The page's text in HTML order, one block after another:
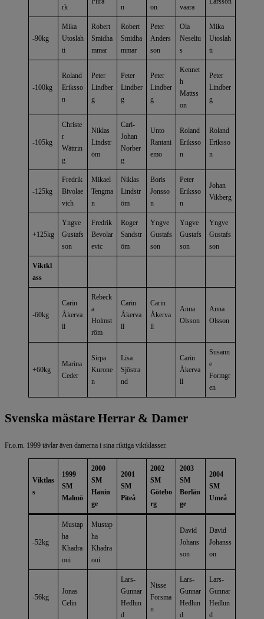
rk
n
on
vaara
-90kg
Mika
Utoslah
ti
Robert
Smidha
mmar
Robert
Smidha
mmar
Peter
Anders
son
Ola
Neseliu
s
Mika
Utoslah
ti
-100kg
Roland
Eriksso
n
Peter
Lindber
g
Peter
Lindber
g
Peter
Lindber
g
Kennet
h
Mattss
on
Peter
Lindber
g
-105kg
Christe
r
Wättrin
g
Niklas
Lindstr
öm
Carl-
Johan
Norber
g
Unto
Rantani
emo
Roland
Eriksso
n
Roland
Eriksso
n
-125kg
Fredrik
Bivolae
vich
Mikael
Tengma
n
Niklas
Lindstr
öm
Boris
Jonsso
n
Peter
Eriksso
n
Johan
Vikberg
+125kg
Yngve
Gustafs
son
Fredrik
Bevolar
evic
Roger
Sandstr
öm
Yngve
Gustafs
son
Yngve
Gustafs
son
Yngve
Gustafs
son
Viktkl
ass
-60kg
Carin
Åkerva
ll
Rebeck
a
Holmst
röm
Carin
Åkerva
ll
Carin
Åkerva
ll
Anna
Olsson
Anna
Olsson
+60kg
Marina
Ceder
Sirpa
Kurone
n
Lisa
Sjöstra
nd
Carin
Åkerva
ll
Susann
e
Formgr
en
Svenska mästare Herrar & Damer
Fr.o.m. 1999 tävlar även damerna i sina riktiga viktklasser.
Viktlas
s
1999
SM
Malmö
2000
SM
Hanin
ge
2001
SM
Piteå
2002
SM
Götebo
rg
2003
SM
Borlän
ge
2004
SM
Umeå
-52kg
Mustap
ha
Khadra
oui
Mustap
ha
Khadra
oui
David
Johans
son
David
Johanss
on
-56kg
Jonas
Celin
Lars-
Gunnar
Hedlun
d
Nisse
Forsma
n
Lars-
Gunnar
Hedlun
d
Lars-
Gunnar
Hedlun
d